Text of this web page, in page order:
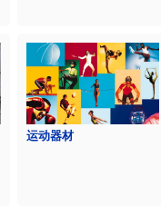
运动器材